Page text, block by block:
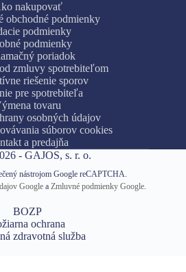
nakupovať
obchodné podmienky
podmienky
podmienky
poriadok
zmluvy spotrebiteľom
riešenie sporov
pre spotrebiteľa
tovaru
osobných údajov
súborov cookies
a predajňa
- GAJOS, s. r. o.
nástrojom Google reCAPTCHA.
Google a Zmluvné podmienky Google
BOZP
ochrana
zdravotná služba